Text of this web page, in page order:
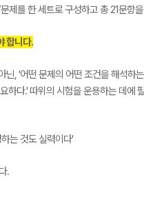
제를 한 세트로 구성하고 총 21문항
합니다.
닌, '어떤 문제의 어떤 조건을 해석하
하다.' 따위의 시험을 운용하는 데에
는 것도 실력이다'
.